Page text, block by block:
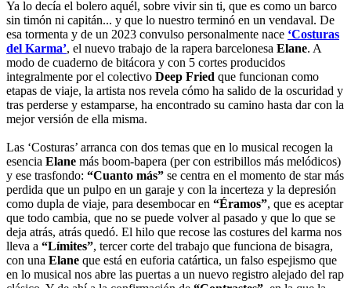
Ya lo decía el bolero aquél, sobre vivir sin ti, que es como un barco
sin timón ni capitán... y que lo nuestro terminó en un vendaval. De
esa tormenta y de un 2023 convulso personalmente nace ‘Costuras
del Karma’, el nuevo trabajo de la rapera barcelonesa Elane. A
modo de cuaderno de bitácora y con 5 cortes producidos
integralmente por el colectivo Deep Fried que funcionan como
etapas de viaje, la artista nos revela cómo ha salido de la oscuridad y
tras perderse y estamparse, ha encontrado su camino hasta dar con la
mejor versión de ella misma.
Las ‘Costuras’ arranca con dos temas que en lo musical recogen la
esencia Elane más boom-bapera (per con estribillos más melódicos)
y ese trasfondo: “Cuanto más” se centra en el momento de star más
perdida que un pulpo en un garaje y con la incerteza y la depresión
como dupla de viaje, para desembocar en “Éramos”, que es aceptar
que todo cambia, que no se puede volver al pasado y que lo que se
deja atrás, atrás quedó. El hilo que recose las costures del karma nos
lleva a “Límites”, tercer corte del trabajo que funciona de bisagra,
con una Elane que está en euforia catártica, un falso espejismo que
en lo musical nos abre las puertas a un nuevo registro alejado del rap